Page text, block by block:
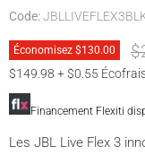
Code:
Économisez $130.00
$149.98 + $0.55
Financement Flexiti
Les JBL Live Flex 3